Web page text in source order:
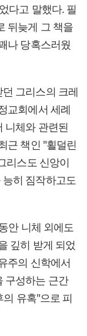
다고 말했다. 필
뒤늦게 그 책을
나 당혹스러웠
그리스의 크레
교회에서 세례
니체와 관련된
근 책인 "횔덜린
리스도 신앙이
히 짐작하고도
안 니체 외에도
깊히 받게 되었
주의 신학에서
구성하는 근간
유혹"으로 피